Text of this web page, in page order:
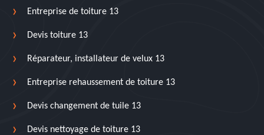
Entreprise de toiture 13
Devis toiture 13
Réparateur, installateur de velux 13
Entreprise rehaussement de toiture 13
Devis changement de tuile 13
Devis nettoyage de toiture 13